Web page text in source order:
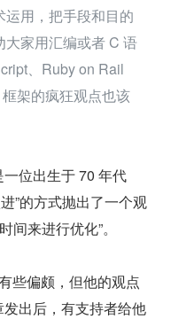
用，把手段和目的
家用汇编或者 C 语
、Ruby on Rail
架的疯狂观点也该
位出生于 70 年代
”的方式抛出了一个观
间来进行优化”。
些偏颇，但他的观点
出后，有支持者给他